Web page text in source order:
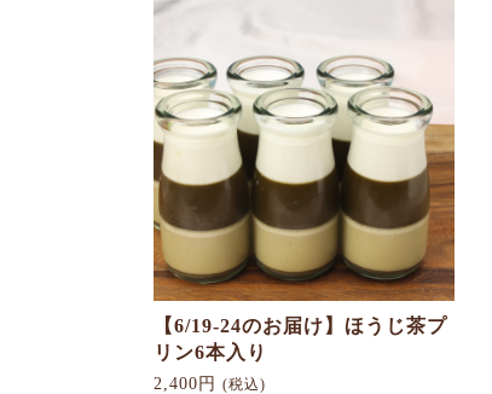
【6/19-24のお届け】ほうじ茶プ
リン6本入り
2,400円 (税込)